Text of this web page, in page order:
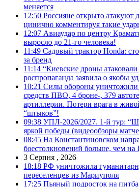
меняется
12:50 Россияне открыто атакуют
цинично комментируя такие
12:07 Авиаудар по центру
выросло до 21-го человека!
11:49 Садовый трактор Honda:
за бренд
11:14 “Киевские дроны атаковали
роспропаганда заявила о якобы
10:21 Силы обороны
средств ПВО, 4 броне-, 379
артиллерии. Потери врага в
“штыков”!
09:38 УПЛ-2026/2027. 1-й тур:
яркой победы (видеообзоры
08:45 На Константиновском
боестолкновений больше, чем на
3 Серпня , 2026
18:18 РФ уничтожила
переселенцев из Мариуполя
17:25 Пьяный подросток на